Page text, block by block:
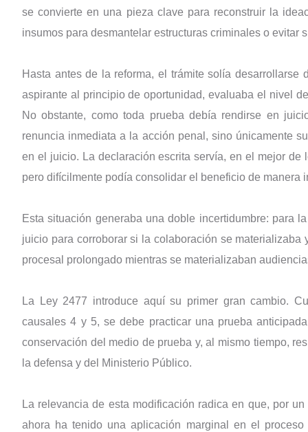
se convierte en una pieza clave para reconstruir la
insumos para desmantelar estructuras criminales o evitar
Hasta antes de la reforma, el trámite solía
aspirante al principio de oportunidad, evaluaba el nivel
No obstante, como toda prueba debía rendirse en
renuncia inmediata a la acción penal, sino únicamente
en el juicio. La declaración escrita servía, en el mejor
pero difícilmente podía consolidar el beneficio de manera
Esta situación generaba una doble incertidumbre: para
juicio para corroborar si la colaboración se
procesal prolongado mientras se materializaban
La Ley 2477 introduce aquí su primer gran cambio.
causales 4 y 5, se debe practicar una prueba
conservación del medio de prueba y, al mismo tiempo,
la defensa y del Ministerio Público.
La relevancia de esta modificación radica en que, por
ahora ha tenido una aplicación marginal en el